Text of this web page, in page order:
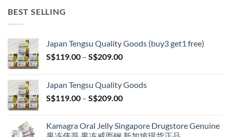
BEST SELLING
Japan Tengsu Quality Goods (buy3 get1 free)
S$119.00 – S$209.00Price
through
S$209.00
Japan Tengsu Quality Goods
S$119.00 – S$209.00Price
through
Kamagra Oral Jelly Singapore Drugstore Genuine